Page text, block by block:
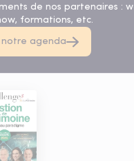
de nos partenaires :
formations, etc.
notre agenda